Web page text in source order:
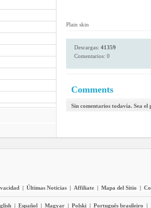
Plain skin
Descargas: 41359
Comentarios: 0
Comments
Sin comentarios todavía. Sea
| Últimas Noticias | Affiliate | Mapa del Sitio |
| Español | Magyar | Polski | Português brasileiro |